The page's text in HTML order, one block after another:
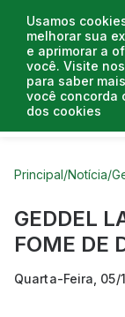
Usamos
melhorar sua
e aprimorar a
você. Visite
para saber
você concorda
dos cookies
Curtas do Poder
Principal/Notícia/
GEDDEL
FOME DE
Quarta-Feira, 05/